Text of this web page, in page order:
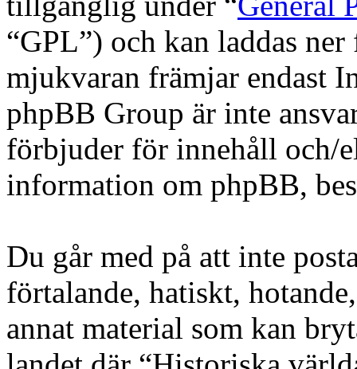
“GPL”) och kan laddas
mjukvaran främjar endast
phpBB Group är inte
förbjuder för innehåll och/
information om phpBB,
Du går med på att inte
förtalande, hatiskt,
annat material som kan